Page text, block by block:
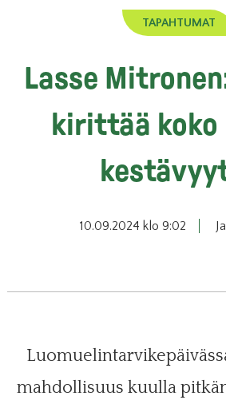
TAPAHTUMAT
Lasse
kirittää koko
10.09.2024 klo 9:02
mahdollisuus kuulla